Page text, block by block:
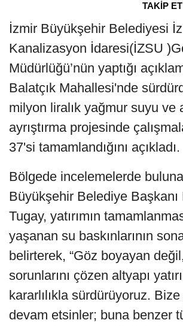
TAKİP ET
İzmir Büyükşehir Belediyesi
Kanalizasyon İdaresi(İZSU
Müdürlüğü’nün yaptığı
Balatçık Mahallesi'nde
milyon liralık yağmur suyu ve
ayrıştırma projesinde
37'si tamamlandığını açıkladı.
Bölgede incelemelerde
Büyükşehir Belediye Başkanı
Tugay, yatırımın
yaşanan su baskınlarının
belirterek, “Göz boyayan
sorunlarını çözen altyapı
kararlılıkla sürdürüyoruz.
devam etsinler; buna benzer